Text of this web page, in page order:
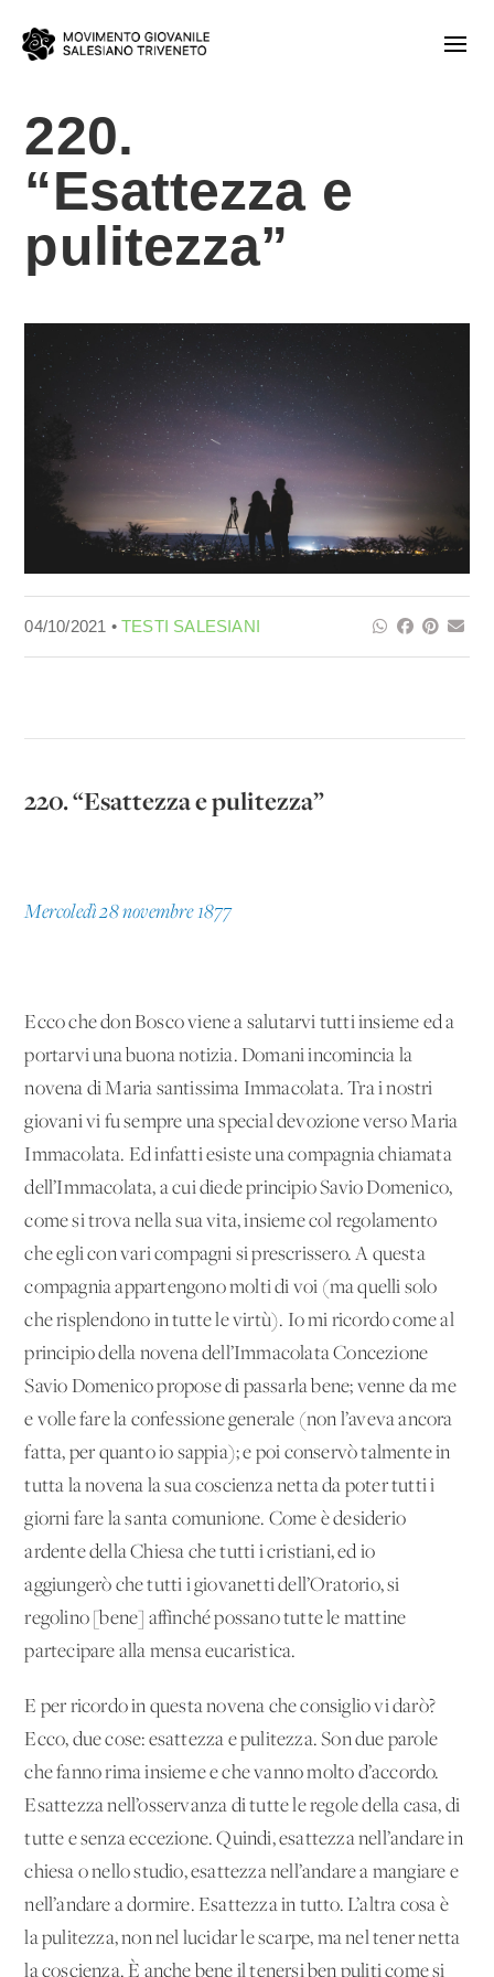
220.
“Esattezza e
pulitezza”
04/10/2021 •TESTI SALESIANI
220. “Esattezza e pulitezza”
Mercoledì 28 novembre 1877
Ecco che don Bosco viene a salutarvi tutti insieme ed a
portarvi una buona notizia. Domani incomincia la
novena di Maria santissima Immacolata. Tra i nostri
giovani vi fu sempre una special devozione verso Maria
Immacolata. Ed infatti esiste una compagnia chiamata
dell’Immacolata, a cui diede principio Savio Domenico,
come si trova nella sua vita, insieme col regolamento
che egli con vari compagni si prescrissero. A questa
compagnia appartengono molti di voi (ma quelli solo
che risplendono in tutte le virtù). Io mi ricordo come al
principio della novena dell’Immacolata Concezione
Savio Domenico propose di passarla bene; venne da me
e volle fare la confessione generale (non l’aveva ancora
fatta, per quanto io sappia); e poi conservò talmente in
tutta la novena la sua coscienza netta da poter tutti i
giorni fare la santa comunione. Come è desiderio
ardente della Chiesa che tutti i cristiani, ed io
aggiungerò che tutti i giovanetti dell’Oratorio, si
regolino [bene] affinché possano tutte le mattine
partecipare alla mensa eucaristica.
E per ricordo in questa novena che consiglio vi darò?
Ecco, due cose: esattezza e pulitezza. Son due parole
che fanno rima insieme e che vanno molto d’accordo.
Esattezza nell’osservanza di tutte le regole della casa, di
tutte e senza eccezione. Quindi, esattezza nell’andare in
chiesa o nello studio, esattezza nell’andare a mangiare e
nell’andare a dormire. Esattezza in tutto. L’altra cosa è
la pulitezza, non nel lucidar le scarpe, ma nel tener netta
la coscienza. È anche bene il tenersi ben puliti come si